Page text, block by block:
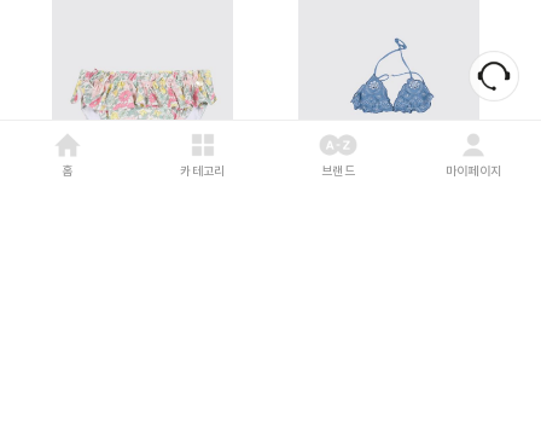
홈 카테고리 브랜드 마이페이지